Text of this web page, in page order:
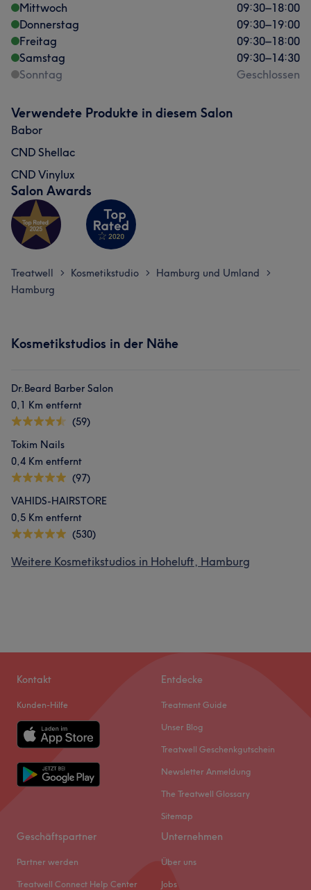
Mittwoch
09:30–18:00
Donnerstag
09:30–19:00
Freitag
09:30–18:00
Samstag
09:30–14:30
Sonntag
Geschlossen
Verwendete Produkte in diesem Salon
Babor
CND Shellac
CND Vinylux
Salon Awards
Treatwell > Kosmetikstudio > Hamburg und Umland >
Hamburg
Kosmetikstudios in der Nähe
Dr.Beard Barber Salon
0,1 Km entfernt
(59)
Tokim Nails
0,4 Km entfernt
(97)
VAHIDS-HAIRSTORE
0,5 Km entfernt
(530)
Weitere Kosmetikstudios in Hoheluft, Hamburg
Kontakt
Kunden-Hilfe
Entdecke
Treatment Guide
Unser Blog
Treatwell Geschenkgutschein
Newsletter Anmeldung
The Treatwell Glossary
Sitemap
Geschäftspartner
Partner werden
Treatwell Connect Help Center
Unternehmen
Über uns
Jobs